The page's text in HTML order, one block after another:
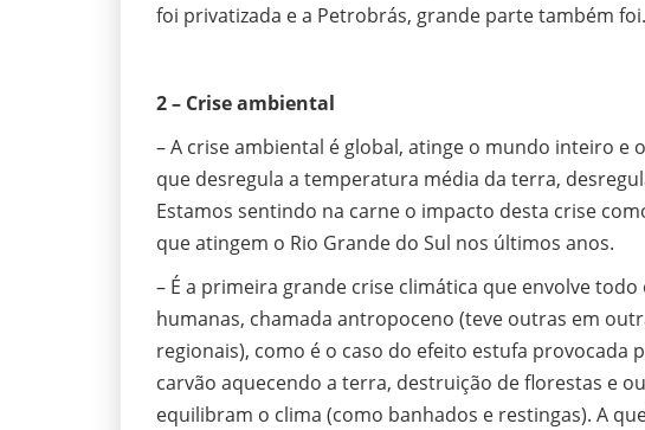
foi privatizada e a Petrobrás, grande parte também foi.
2 – Crise ambiental
– A crise ambiental é global, atinge o mundo inteiro e
que desregula a temperatura média da terra,
Estamos sentindo na carne o impacto desta crise
que atingem o Rio Grande do Sul nos últimos anos.
– É a primeira grande crise climática que envolve
humanas, chamada antropoceno (teve outras em
regionais), como é o caso do efeito estufa provocada
carvão aquecendo a terra, destruição de florestas e
equilibram o clima (como banhados e restingas). A